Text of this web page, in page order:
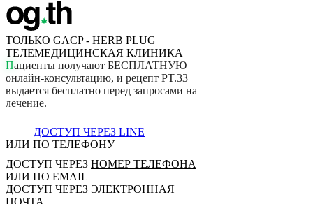
ТОЛЬКО GACP - HERB PLUG
ТЕЛЕМЕДИЦИНСКАЯ КЛИНИКА
Пациенты получают БЕСПЛАТНУЮ
онлайн-консультацию, и рецепт PT.33
выдается бесплатно перед запросами на
лечение.
ДОСТУП ЧЕРЕЗ LINE
ИЛИ ПО ТЕЛЕФОНУ
ДОСТУП ЧЕРЕЗ НОМЕР ТЕЛЕФОНА
ИЛИ ПО EMAIL
ДОСТУП ЧЕРЕЗ ЭЛЕКТРОННАЯ
ПОЧТА